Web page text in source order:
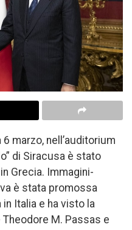
marzo, nell’auditorium
di Siracusa è stato
Grecia. Immagini-
è stata promossa
in Italia e ha visto la
M. Passas e